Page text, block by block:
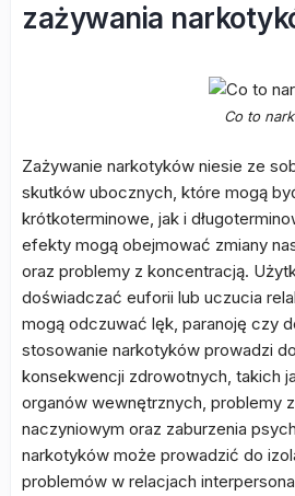
zażywania
Co to
Zażywanie narkotyków niesie ze
skutków ubocznych, które mogą
krótkoterminowe, jak i
efekty mogą obejmować zmiany
oraz problemy z koncentracją.
doświadczać euforii lub uczucia
mogą odczuwać lęk, paranoję czy
stosowanie narkotyków prowadzi
konsekwencji zdrowotnych, takich
organów wewnętrznych, problemy
naczyniowym oraz zaburzenia
narkotyków może prowadzić do
problemów w relacjach